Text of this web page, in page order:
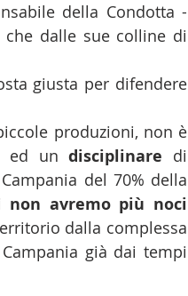
che dalle sue colline di
giusta per difendere
produzioni, non è
ed un disciplinare di
del 70% della
dalla complessa
già dai tempi